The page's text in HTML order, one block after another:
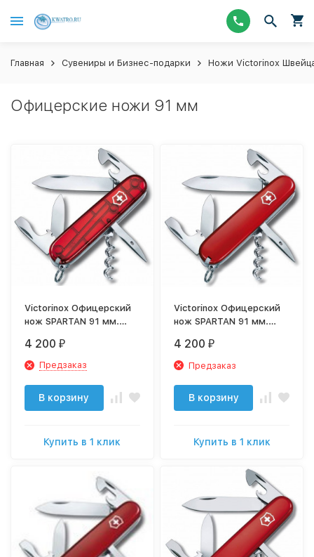
Главная Сувениры и Бизнес-подарки Ножи Victorinox
Офицерские ножи 91 мм
Victorinox Офицерский
нож SPARTAN 91 мм.
1.3603.T
4 200 ₽
Предзаказ
В корзину
Купить в 1 клик
Victorinox Офицерский
нож SPARTAN 91 мм.
4 200 ₽
Предзаказ
В корзину
Купить в 1 клик